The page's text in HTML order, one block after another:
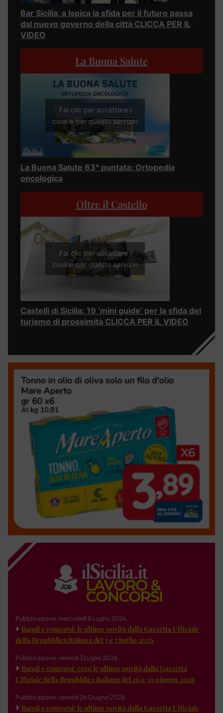
Bar Sicilia, a Ispica la sfida per il futuro passa
dal nuovo governo della città CLICCA PER IL
VIDEO
La Buona Salute
Fai clic per accettare i
cookie per questo servizio
La Buona Salute 63° puntata: Ortopedia
oncologica
Oltre il Castello
Fai clic per accettare i
cookie per questo servizio
Castelli di Sicilia: 19 ‘mini guide’ per la sfida del
turismo di prossimità CLICCA PER IL VIDEO
Pubblicazione: mercoledì 8 Luglio 2026
Bandi e concorsi: le ultime novità dalla Gazzetta Ufficiale
della Repubblica Italiana del 3 e 7 luglio 2026
Pubblicazione: venerdì 3 Luglio 2026
Bandi e concorsi: ecco le ultime novità dalla Gazzetta
Ufficiale della Repubblica Italiana del 26 e 30 giugno 2026
Pubblicazione: venerdì 26 Giugno 2026
Bandi e concorsi: le ultime novità dalla Gazzetta Ufficiale